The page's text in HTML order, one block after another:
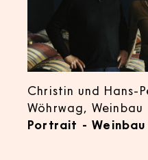
Christin und Hans-
Wöhrwag, Weinbau
Portrait - Weinbau